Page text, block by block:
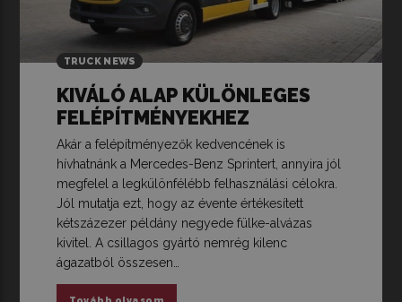
TRUCK NEWS
KIVÁLÓ ALAP KÜLÖNLEGES
FELÉPÍTMÉNYEKHEZ
Akár a felépítményezők kedvencének is
hívhatnánk a Mercedes-Benz Sprintert, annyira jól
megfelel a legkülönfélébb felhasználási célokra.
Jól mutatja ezt, hogy az évente értékesített
kétszázezer példány negyede fülke-alvázas
kivitel. A csillagos gyártó nemrég kilenc
ágazatból összesen…